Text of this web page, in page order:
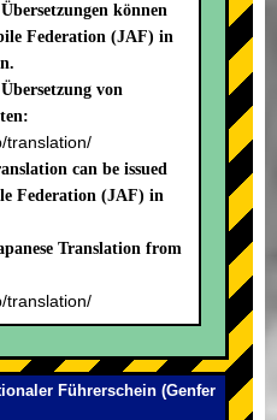
können
Federation (JAF) in
von
translation/
can be issued
Federation (JAF) in
Translation from
translation/
Führerschein (Genfer